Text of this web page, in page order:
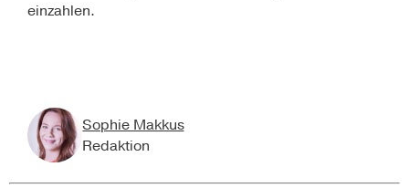
einzahlen.
Sophie Makkus
Redaktion